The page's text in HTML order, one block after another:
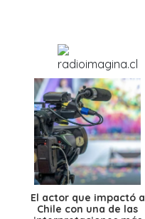
El actor que impactó a
Chile con una de las